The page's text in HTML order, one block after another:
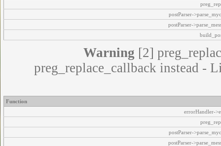
postParser-
postParser-
Warning [2]
preg_replace_callback instead -
Function
errorHandler-
postParser-
postParser-